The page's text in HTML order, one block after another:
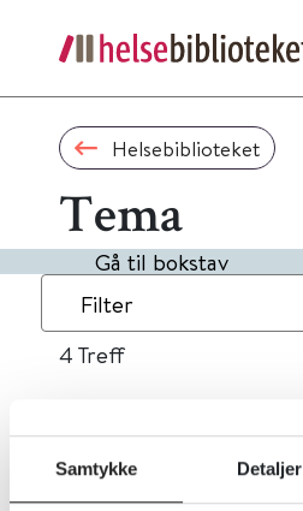
Samtykke Detaljer
Helsebiblioteket
Tema
Gå til bokstav
Filter
4 Treff